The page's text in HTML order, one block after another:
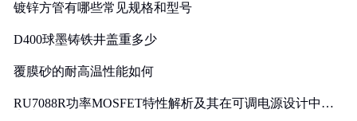
镀锌方管有哪些常见规格和型号
D400球墨铸铁井盖重多少
覆膜砂的耐高温性能如何
RU7088R功率MOSFET特性解析及其在可调电源设计中的